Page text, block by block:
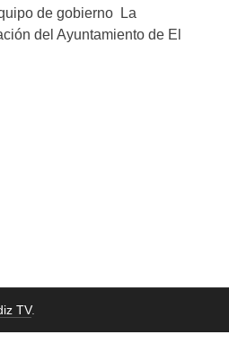
de gobierno La
del Ayuntamiento de El
TV.